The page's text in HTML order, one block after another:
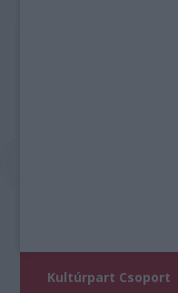
Kultúrpart Csoport